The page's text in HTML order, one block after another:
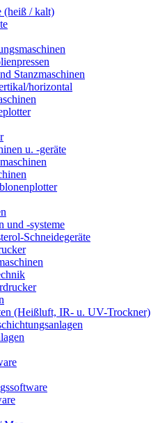
(heiß / kalt)
Stanzmaschinen
horizontal
u. -geräte
und -systeme
Schneidegeräte
(Heißluft, IR- u. UV-Trockner)